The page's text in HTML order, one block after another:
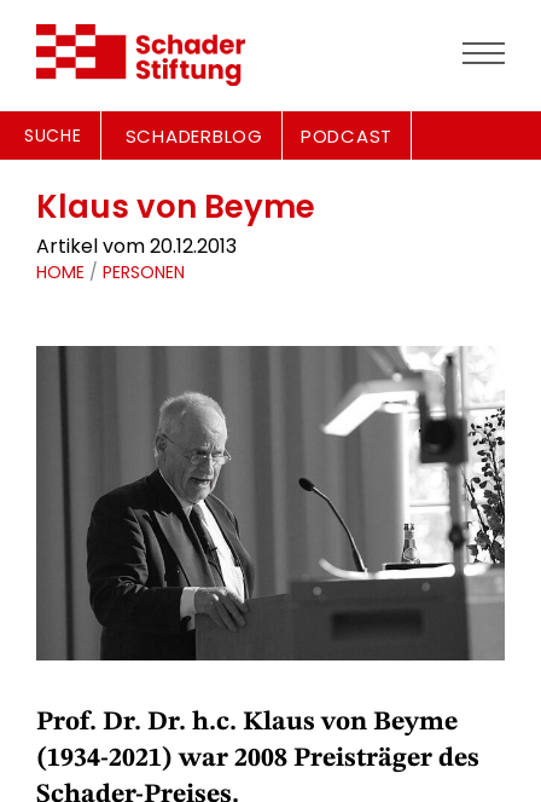
SUCHE SCHADERBLOG PODCAST
Klaus von Beyme
Artikel vom 20.12.2013
HOME / PERSONEN
Prof. Dr. Dr. h.c. Klaus von Beyme
(1934-2021) war 2008 Preisträger des
Schader-Preises.